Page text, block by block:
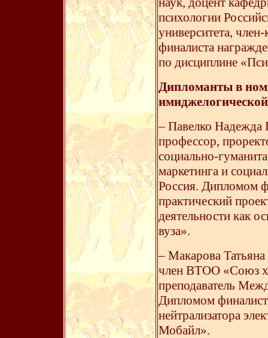
психологии
университета,
финалиста
по дисциплине
Дипломанты в
– Павелко Надежда
профессор,
социально-
маркетинга и
Россия. Дипломом
практический
деятельности как
вуза».
– Макарова
член ВТОО «Союз
преподаватель
Дипломом
нейтрализатора
Мобайл».